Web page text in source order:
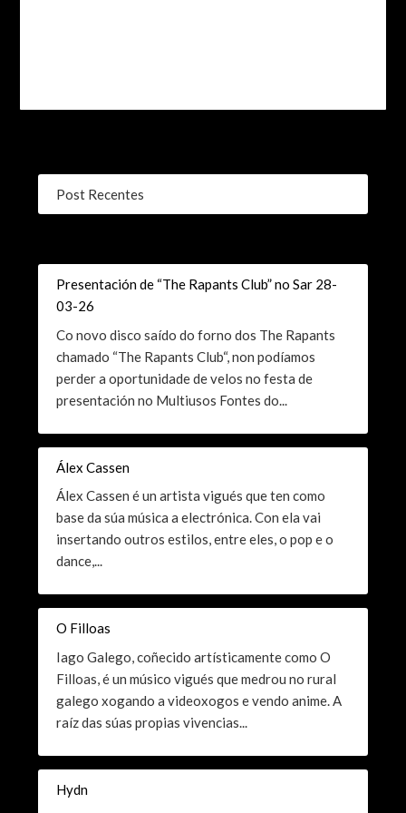
Post Recentes
Presentación de “The Rapants Club” no Sar 28-
03-26
Co novo disco saído do forno dos The Rapants
chamado “The Rapants Club“, non podíamos
perder a oportunidade de velos no festa de
presentación no Multiusos Fontes do...
Álex Cassen
Álex Cassen é un artista vigués que ten como
base da súa música a electrónica. Con ela vai
insertando outros estilos, entre eles, o pop e o
dance,...
O Filloas
Iago Galego, coñecido artísticamente como O
Filloas, é un músico vigués que medrou no rural
galego xogando a videoxogos e vendo anime. A
raíz das súas propias vivencias...
Hydn